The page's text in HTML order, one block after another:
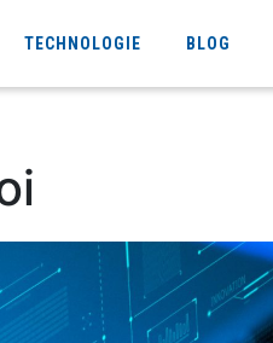
TECHNOLOGIE BLOG